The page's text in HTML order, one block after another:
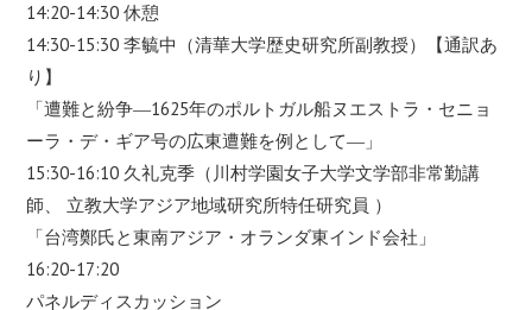
14:20-14:30 休憩
14:30-15:30 李毓中（清華大学歴史研究所副教授）【通訳あ
り】
「遭難と紛争―1625年のポルトガル船ヌエストラ・セニョ
ーラ・デ・ギア号の広東遭難を例として―」
15:30-16:10 久礼克季（川村学園女子大学文学部非常勤講
師、 立教大学アジア地域研究所特任研究員 ）
「台湾鄭氏と東南アジア・オランダ東インド会社」
16:20-17:20
パネルディスカッション